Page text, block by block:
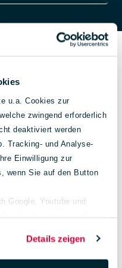
u.a. Cookies zur
zwingend erforderlich
deaktiviert werden
Tracking- und Analyse-
Einwilligung zur
wenn Sie auf den Button
Google, Youtube und
zu. Hierbei besteht das
Behörden zu Kontroll- und
Details zeigen
204 g/km